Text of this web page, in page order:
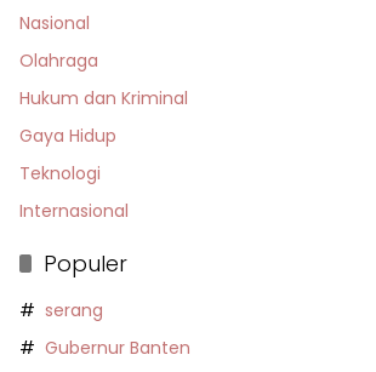
Nasional
Olahraga
Hukum dan Kriminal
Gaya Hidup
Teknologi
Internasional
Populer
serang
Gubernur Banten